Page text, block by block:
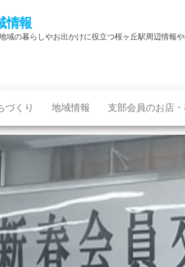
情報
域の暮らしやお出かけに役立つ桜ヶ丘駅周辺情報
づくり 地域情報 支部会員のお店